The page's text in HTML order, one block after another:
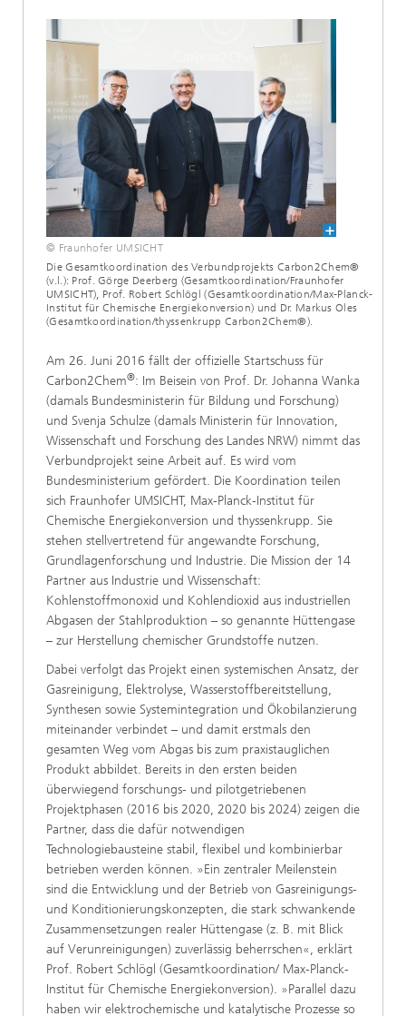
© Fraunhofer UMSICHT
Die Gesamtkoordination des Verbundprojekts Carbon2Chem®
(v.l.): Prof. Görge Deerberg (Gesamtkoordination/Fraunhofer
UMSICHT), Prof. Robert Schlögl (Gesamtkoordination/Max-Planck-
Institut für Chemische Energiekonversion) und Dr. Markus Oles
(Gesamtkoordination/thyssenkrupp Carbon2Chem®).
Am 26. Juni 2016 fällt der offizielle Startschuss für
Carbon2Chem®: Im Beisein von Prof. Dr. Johanna Wanka
(damals Bundesministerin für Bildung und Forschung)
und Svenja Schulze (damals Ministerin für Innovation,
Wissenschaft und Forschung des Landes NRW) nimmt das
Verbundprojekt seine Arbeit auf. Es wird vom
Bundesministerium gefördert. Die Koordination teilen
sich Fraunhofer UMSICHT, Max-Planck-Institut für
Chemische Energiekonversion und thyssenkrupp. Sie
stehen stellvertretend für angewandte Forschung,
Grundlagenforschung und Industrie. Die Mission der 14
Partner aus Industrie und Wissenschaft:
Kohlenstoffmonoxid und Kohlendioxid aus industriellen
Abgasen der Stahlproduktion – so genannte Hüttengase
– zur Herstellung chemischer Grundstoffe nutzen.
Dabei verfolgt das Projekt einen systemischen Ansatz, der
Gasreinigung, Elektrolyse, Wasserstoffbereitstellung,
Synthesen sowie Systemintegration und Ökobilanzierung
miteinander verbindet – und damit erstmals den
gesamten Weg vom Abgas bis zum praxistauglichen
Produkt abbildet. Bereits in den ersten beiden
überwiegend forschungs‑ und pilotgetriebenen
Projektphasen (2016 bis 2020, 2020 bis 2024) zeigen die
Partner, dass die dafür notwendigen
Technologiebausteine stabil, flexibel und kombinierbar
betrieben werden können. »Ein zentraler Meilenstein
sind die Entwicklung und der Betrieb von Gasreinigungs-
und Konditionierungskonzepten, die stark schwankende
Zusammensetzungen realer Hüttengase (z. B. mit Blick
auf Verunreinigungen) zuverlässig beherrschen«, erklärt
Prof. Robert Schlögl (Gesamtkoordination/ Max-Planck-
Institut für Chemische Energiekonversion). »Parallel dazu
haben wir elektrochemische und katalytische Prozesse so